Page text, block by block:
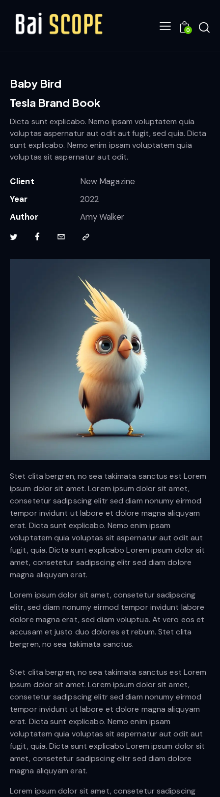
0
Baby Bird
Stet clita bergren, no sea takimata sanctus est Lorem
ipsum dolor sit amet. Lorem ipsum dolor sit amet,
consetetur sadipscing elitr sed diam nonumy eirmod
tempor invidunt ut labore et dolore magna aliquyam
erat. Dicta sunt explicabo. Nemo enim ipsam
voluptatem quia voluptas sit aspernatur aut odit aut
fugit, quia. Dicta sunt explicabo Lorem ipsum dolor sit
amet, consetetur sadipscing elitr sed diam dolore
magna aliquyam erat.
Lorem ipsum dolor sit amet, consetetur sadipscing
elitr, sed diam nonumy eirmod tempor invidunt labore
dolore magna erat, sed diam voluptua. At vero eos et
accusam et justo duo dolores et rebum. Stet clita
bergren, no sea takimata sanctus.
Stet clita bergren, no sea takimata sanctus est Lorem
ipsum dolor sit amet. Lorem ipsum dolor sit amet,
consetetur sadipscing elitr sed diam nonumy eirmod
tempor invidunt ut labore et dolore magna aliquyam
erat. Dicta sunt explicabo. Nemo enim ipsam
voluptatem quia voluptas sit aspernatur aut odit aut
fugit, quia. Dicta sunt explicabo Lorem ipsum dolor sit
amet, consetetur sadipscing elitr sed diam dolore
magna aliquyam erat.
Lorem ipsum dolor sit amet, consetetur sadipscing
Tesla Brand Book
Dicta sunt explicabo. Nemo ipsam voluptatem quia
voluptas aspernatur aut odit aut fugit, sed quia. Dicta
sunt explicabo. Nemo enim ipsam voluptatem quia
voluptas sit aspernatur aut odit.
Client
New Magazine
Year
2022
Author
Amy Walker